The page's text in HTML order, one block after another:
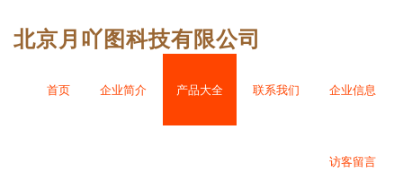
北京月吖图科技有限公司
首页 企业简介 产品大全 联系我们 企业信息
访客留言